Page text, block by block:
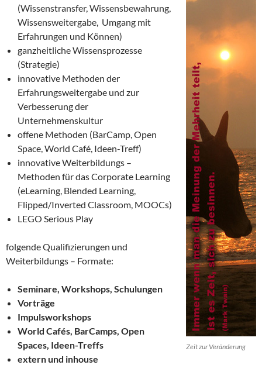
Zeit zur Veränderung
(Wissenstransfer, Wissensbewahrung,
Wissensweitergabe, Umgang mit
Erfahrungen und Können)
ganzheitliche Wissensprozesse
(Strategie)
innovative Methoden der
Erfahrungsweitergabe und zur
Verbesserung der
Unternehmenskultur
offene Methoden (BarCamp, Open
Space, World Café, Ideen-Treff)
innovative Weiterbildungs –
Methoden für das Corporate Learning
(eLearning, Blended Learning,
Flipped/Inverted Classroom, MOOCs)
LEGO Serious Play
folgende Qualifizierungen und
Weiterbildungs – Formate:
Seminare, Workshops, Schulungen
Vorträge
Impulsworkshops
World Cafés, BarCamps, Open
Spaces, Ideen-Treffs
extern und inhouse